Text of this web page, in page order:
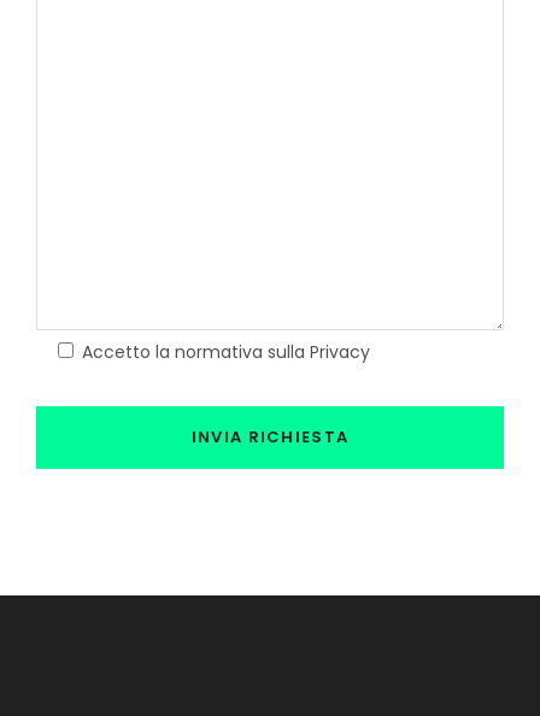
Accetto la normativa sulla Privacy